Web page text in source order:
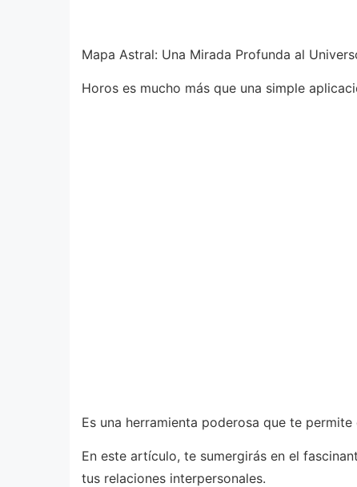
Mapa Astral: Una Mirada Profunda al
Horos es mucho más que una simple
Es una herramienta poderosa que te
En este artículo, te sumergirás en el
tus relaciones interpersonales.